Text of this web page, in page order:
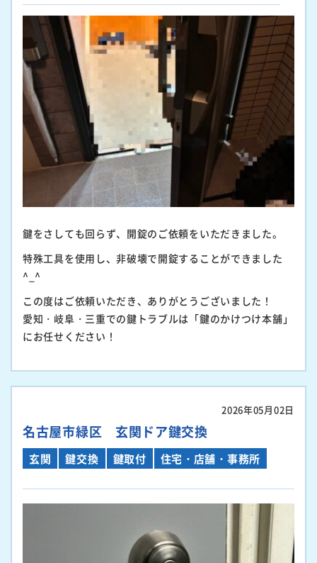
鍵をさしても回らず、開錠のご依頼をいただきました。
特殊工具を使用し、非破壊で開錠することができました
^_^
この度はご依頼いただき、ありがとうございました！
愛知・岐阜・三重での鍵トラブルは「鍵のかけつけ本舗」
にお任せください！
2026年05月02日
名古屋市緑区 玄関ドア鍵交換
玄関 鍵交換 鍵取付 住宅・店舗・事務所